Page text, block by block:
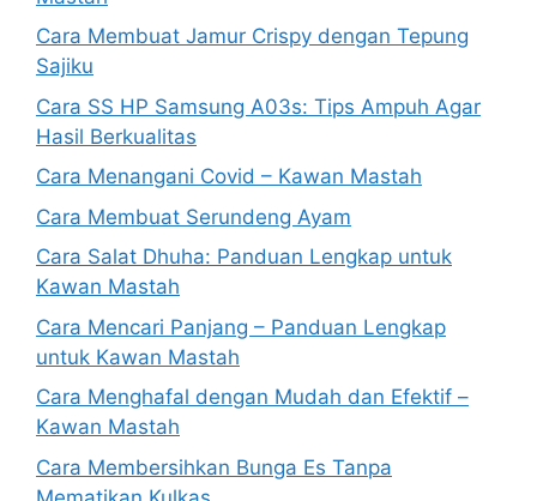
Cara Membuat Jamur Crispy dengan Tepung
Sajiku
Cara SS HP Samsung A03s: Tips Ampuh Agar
Hasil Berkualitas
Cara Menangani Covid – Kawan Mastah
Cara Membuat Serundeng Ayam
Cara Salat Dhuha: Panduan Lengkap untuk
Kawan Mastah
Cara Mencari Panjang – Panduan Lengkap
untuk Kawan Mastah
Cara Menghafal dengan Mudah dan Efektif –
Kawan Mastah
Cara Membersihkan Bunga Es Tanpa